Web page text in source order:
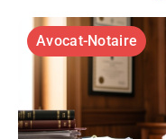
Avocat-Notaire